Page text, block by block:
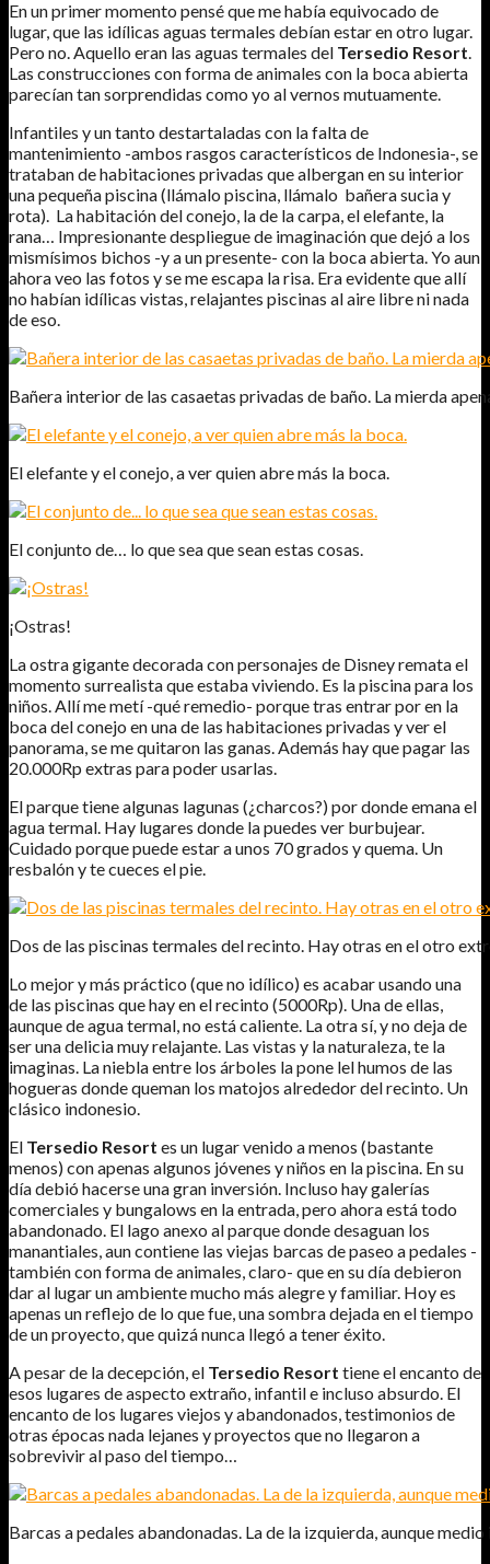
En un primer momento pensé que me había equivocado de
lugar, que las idílicas aguas termales debían estar en otro lugar.
Pero no. Aquello eran las aguas termales del Tersedio Resort.
Las construcciones con forma de animales con la boca abierta
parecían tan sorprendidas como yo al vernos mutuamente.
Infantiles y un tanto destartaladas con la falta de
mantenimiento -ambos rasgos característicos de Indonesia-, se
trataban de habitaciones privadas que albergan en su interior
una pequeña piscina (llámalo piscina, llámalo bañera sucia y
rota). La habitación del conejo, la de la carpa, el elefante, la
rana… Impresionante despliegue de imaginación que dejó a los
mismísimos bichos -y a un presente- con la boca abierta. Yo aun
ahora veo las fotos y se me escapa la risa. Era evidente que allí
no habían idílicas vistas, relajantes piscinas al aire libre ni nada
de eso.
Bañera interior de las casaetas privadas de baño. La mierda
El elefante y el conejo, a ver quien abre más la boca.
El conjunto de… lo que sea que sean estas cosas.
¡Ostras!
La ostra gigante decorada con personajes de Disney remata el
momento surrealista que estaba viviendo. Es la piscina para los
niños. Allí me metí -qué remedio- porque tras entrar por en la
boca del conejo en una de las habitaciones privadas y ver el
panorama, se me quitaron las ganas. Además hay que pagar las
20.000Rp extras para poder usarlas.
El parque tiene algunas lagunas (¿charcos?) por donde emana el
agua termal. Hay lugares donde la puedes ver burbujear.
Cuidado porque puede estar a unos 70 grados y quema. Un
resbalón y te cueces el pie.
Dos de las piscinas termales del recinto. Hay otras en el otro
Lo mejor y más práctico (que no idílico) es acabar usando una
de las piscinas que hay en el recinto (5000Rp). Una de ellas,
aunque de agua termal, no está caliente. La otra sí, y no deja de
ser una delicia muy relajante. Las vistas y la naturaleza, te la
imaginas. La niebla entre los árboles la pone lel humos de las
hogueras donde queman los matojos alrededor del recinto. Un
clásico indonesio.
El Tersedio Resort es un lugar venido a menos (bastante
menos) con apenas algunos jóvenes y niños en la piscina. En su
día debió hacerse una gran inversión. Incluso hay galerías
comerciales y bungalows en la entrada, pero ahora está todo
abandonado. El lago anexo al parque donde desaguan los
manantiales, aun contiene las viejas barcas de paseo a pedales -
también con forma de animales, claro- que en su día debieron
dar al lugar un ambiente mucho más alegre y familiar. Hoy es
apenas un reflejo de lo que fue, una sombra dejada en el tiempo
de un proyecto, que quizá nunca llegó a tener éxito.
A pesar de la decepción, el Tersedio Resort tiene el encanto de
esos lugares de aspecto extraño, infantil e incluso absurdo. El
encanto de los lugares viejos y abandonados, testimonios de
otras épocas nada lejanes y proyectos que no llegaron a
sobrevivir al paso del tiempo…
Barcas a pedales abandonadas. La de la izquierda, aunque medio